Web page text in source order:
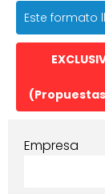
Este formato
Empresa